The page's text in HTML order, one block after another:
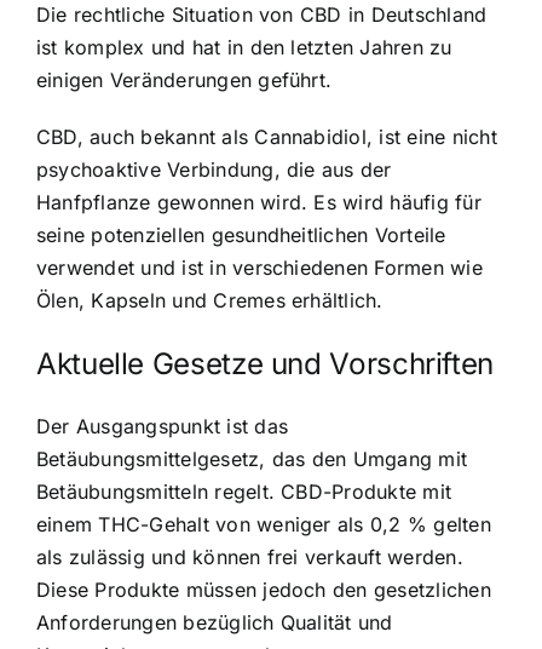
Die rechtliche Situation von CBD in Deutschland
ist komplex und hat in den letzten Jahren zu
einigen Veränderungen geführt.
CBD, auch bekannt als Cannabidiol, ist eine nicht
psychoaktive Verbindung, die aus der
Hanfpflanze gewonnen wird. Es wird häufig für
seine potenziellen gesundheitlichen Vorteile
verwendet und ist in verschiedenen Formen wie
Ölen, Kapseln und Cremes erhältlich.
Aktuelle Gesetze und Vorschriften
Der Ausgangspunkt ist das
Betäubungsmittelgesetz, das den Umgang mit
Betäubungsmitteln regelt. CBD-Produkte mit
einem THC-Gehalt von weniger als 0,2 % gelten
als zulässig und können frei verkauft werden.
Diese Produkte müssen jedoch den gesetzlichen
Anforderungen bezüglich Qualität und